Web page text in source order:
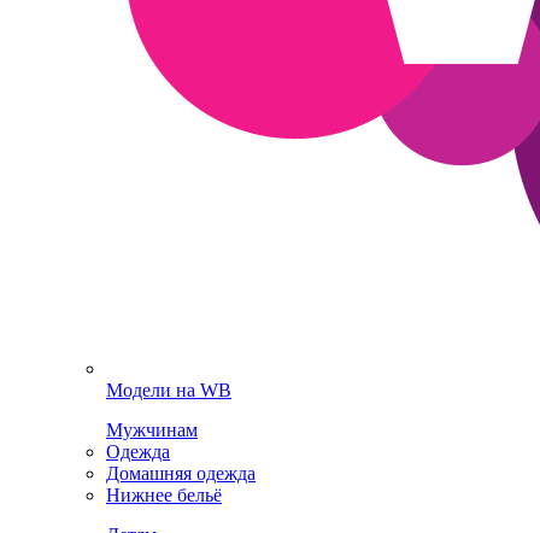
Модели на WB
Мужчинам
Одежда
Домашняя одежда
Нижнее бельё